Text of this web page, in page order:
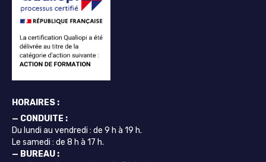
HORAIRES :
— CONDUITE :
Du lundi au vendredi : de 9 h à 19 h.
Le samedi : de 8 h à 17 h.
— BUREAU :